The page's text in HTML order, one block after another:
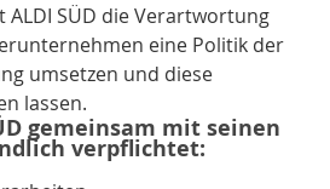
ALDI SÜD die Verartwortung
eine Politik der
umsetzen und diese
lassen.
gemeinsam mit seinen
verpflichtet: